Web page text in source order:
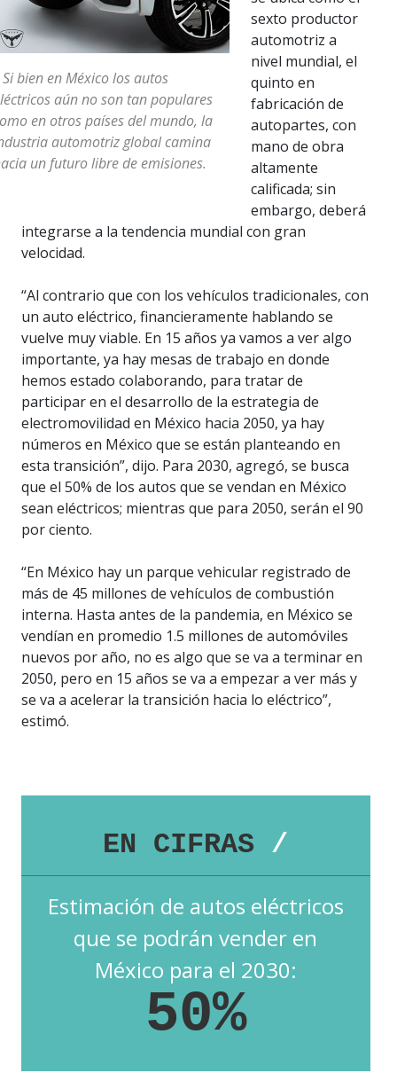
Si bien en México los autos
aún no son tan populares
en otros países del mundo, la
automotriz global camina
un futuro libre de emisiones.
sexto productor
automotriz a
nivel mundial, el
quinto en
fabricación de
autopartes, con
mano de obra
altamente
calificada; sin
embargo, deberá
integrarse a la tendencia mundial con gran
velocidad.
“Al contrario que con los vehículos tradicionales, con
un auto eléctrico, financieramente hablando se
vuelve muy viable. En 15 años ya vamos a ver algo
importante, ya hay mesas de trabajo en donde
hemos estado colaborando, para tratar de
participar en el desarrollo de la estrategia de
electromovilidad en México hacia 2050, ya hay
números en México que se están planteando en
esta transición”, dijo. Para 2030, agregó, se busca
que el 50% de los autos que se vendan en México
sean eléctricos; mientras que para 2050, serán el 90
por ciento.
“En México hay un parque vehicular registrado de
más de 45 millones de vehículos de combustión
interna. Hasta antes de la pandemia, en México se
vendían en promedio 1.5 millones de automóviles
nuevos por año, no es algo que se va a terminar en
2050, pero en 15 años se va a empezar a ver más y
se va a acelerar la transición hacia lo eléctrico”,
estimó.
EN CIFRAS /
Estimación de autos eléctricos
que se podrán vender en
México para el 2030:
50%